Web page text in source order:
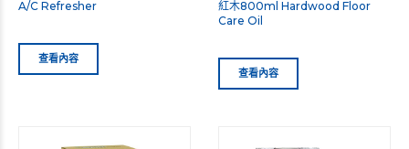
A/C Refresher
查看內容
紅木800ml Hardwood Floor
Care Oil
查看內容